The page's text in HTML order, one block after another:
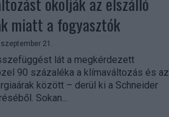
miatt a fogyasztók
21.
lát a megkérdezett
90 százaléka a klímaváltozás és az
között – derül ki a Schneider
Sokan...